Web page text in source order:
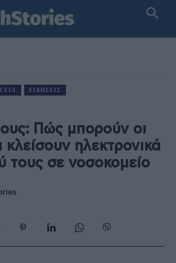
ΕΙΔΉΣΕΙΣ
Πώς μπορούν οι
κλείσουν ηλεκτρονικά
τους σε νοσοκομείο